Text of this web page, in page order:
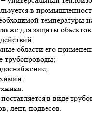
в
температуры
для защиты
области его
в виде
лент, подвесов.